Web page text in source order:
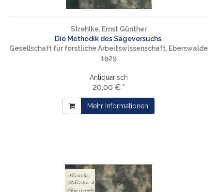
Strehlke, Ernst Günther
Die Methodik des Sägeversuchs.
Gesellschaft für forstliche Arbeitswissenschaft, Eberswalde
1929
Antiquarisch
20,00 € *
Mehr Informationen